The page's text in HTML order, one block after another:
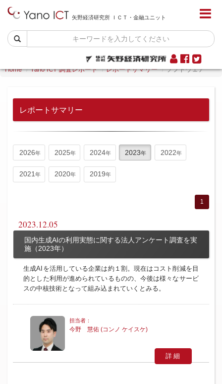
矢野経済研究所 ＩＣＴ・金融ユニット
Home Yano ICT 調査レポート レポートサマリー ソフトウェア
レポートサマリー
2026 2025 2024 2023 2022
2021 2020 2019
1
2023.12.05
国内生成AIの利用実態に関する法人アンケート調査を実
施（2023年）
生成AIを活用している企業は約１割。現在はコスト削減を目
的とした利用が進められているものの、今後は様々なサービ
スの中核技術となって組み込まれていくとみる。
今野 慧佑 (コンノ ケイスケ)
詳細